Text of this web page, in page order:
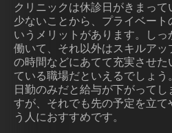
クリニックは休診日がきまっ
少ないことから、プライベート
いうメリットがあります。し
働いて、それ以外はスキルアッ
の時間などにあてて充実させ
ている職場だといえるでしょう
日勤のみだと給与が下がってし
すが、それでも先の予定を立
う人におすすめです。